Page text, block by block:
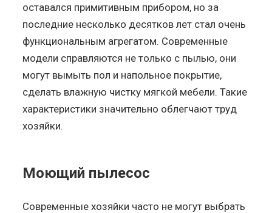
оставался примитивным прибором, но за
последние несколько десятков лет стал очень
функциональным агрегатом. Современные
модели справляются не только с пылью, они
могут вымыть пол и напольное покрытие,
сделать влажную чистку мягкой мебели. Такие
характеристики значительно облегчают труд
хозяйки.
Моющий пылесос
Современные хозяйки часто не могут выбрать